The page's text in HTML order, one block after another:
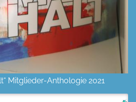
Mitglieder-Anthologie 2021